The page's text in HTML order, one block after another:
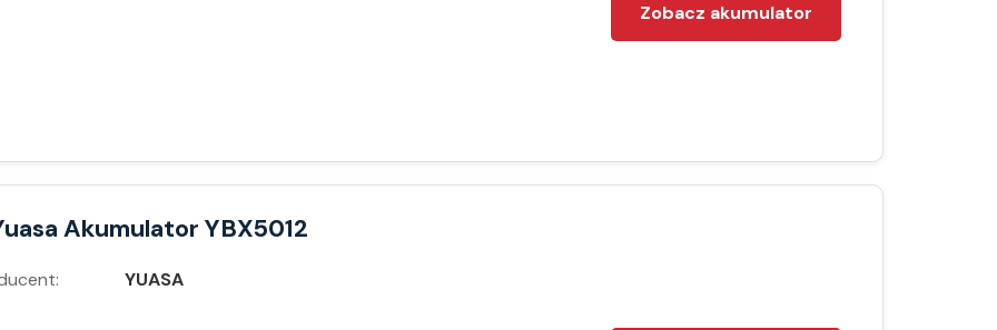
Zobacz akumulator
Akumulator YBX5012
YUASA